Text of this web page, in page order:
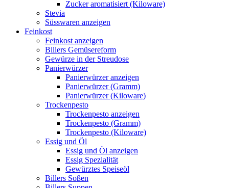
Zucker aromatisiert (Kiloware)
Stevia
Süsswaren anzeigen
Feinkost
Feinkost anzeigen
Billers Gemüsereform
Gewürze in der Streudose
Panierwürzer
Panierwürzer anzeigen
Panierwürzer (Gramm)
Panierwürzer (Kiloware)
Trockenpesto
Trockenpesto anzeigen
Trockenpesto (Gramm)
Trockenpesto (Kiloware)
Essig und Öl
Essig und Öl anzeigen
Essig Spezialität
Gewürztes Speiseöl
Billers Soßen